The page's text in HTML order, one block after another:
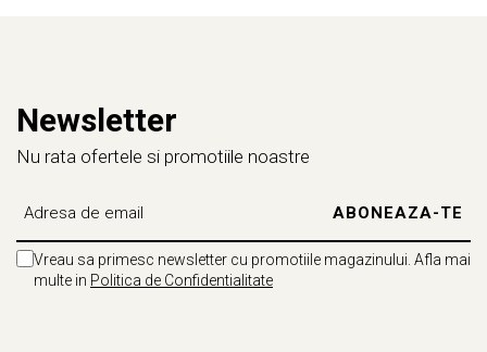
Newsletter
Nu rata ofertele si promotiile noastre
Vreau sa primesc newsletter cu promotiile magazinului. Afla mai
multe in Politica de Confidentialitate